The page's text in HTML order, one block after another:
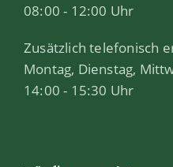
08:00 - 12:00 Uhr
Zusätzlich telefonisch
Montag, Dienstag,
14:00 - 15:30 Uhr